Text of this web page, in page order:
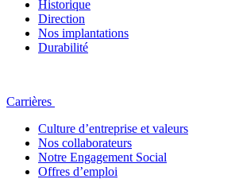
Historique
Direction
Nos implantations
Durabilité
Carrières
Culture d’entreprise et valeurs
Nos collaborateurs
Notre Engagement Social
Offres d’emploi